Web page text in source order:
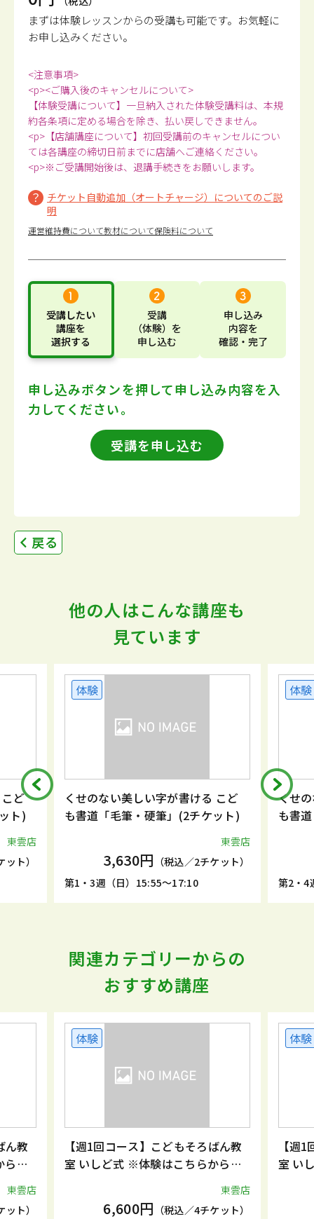
まずは体験レッスンからの受講も可能です。 お気軽に
お申し込みください。
<注意事項>
<p><ご購入後のキャンセルについて>
【体験受講について】一旦納入された体験受講料は、本規
約各条項に定める場合を除き、払い戻しできません。
<p>【店舗講座について】初回受講前のキャンセルについ
ては各講座の締切日前までに店舗へご連絡ください。
<p>※ご受講開始後は、退講手続きをお願いします。
チケット自動追加（オートチャージ）についてのご説
明
運営維持費について教材について保険料について
受講したい
講座を
選択する
受講
（体験） を
申し込む
申し込み
内容を
確認・完了
申し込みボタンを押して申し込み内容を入
力してください。
受講を申し込む
戻る
他の人はこんな講座も
見ています
ど
ト)
東雲店
ト）
体験
くせのない美しい字が書ける こど
も書道「毛筆・硬筆」(2チケット)
東雲店
3,630円 （税込／2チケット）
第1・3週（日）15:55～17:10
体験
くせ
も書
第2・4
関連カテゴリーからの
おすすめ講座
ん教
らお
東雲店
ト）
体験
【週1回コース】こどもそろばん教
室 いしど式 ※体験はこちらからお
東雲店
6,600円 （税込／4チケット）
体験
【週
室 い